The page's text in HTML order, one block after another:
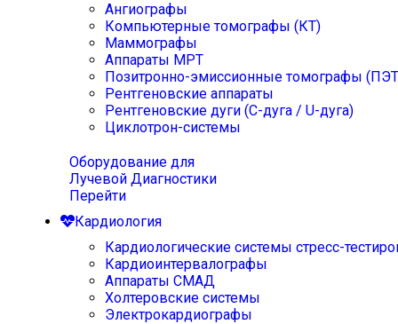
Ангиографы
Компьютерные томографы (КТ)
Маммографы
Аппараты МРТ
Позитронно-эмиссионные томографы
Рентгеновские аппараты
Рентгеновские дуги (С-дуга / U-дуга)
Циклотрон-системы
Оборудование для
Лучевой Диагностики
Перейти
Кардиология
Кардиологические системы стресс-
Кардиоинтервалографы
Аппараты СМАД
Холтеровские системы
Электрокардиографы